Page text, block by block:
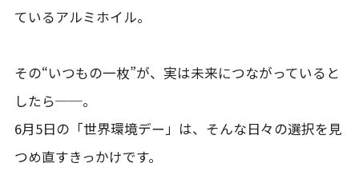
ているアルミホイル。
その“いつもの一枚”が、実は未来につながっていると
したら──。
6月5日の「世界環境デー」は、そんな日々の選択を見
つめ直すきっかけです。